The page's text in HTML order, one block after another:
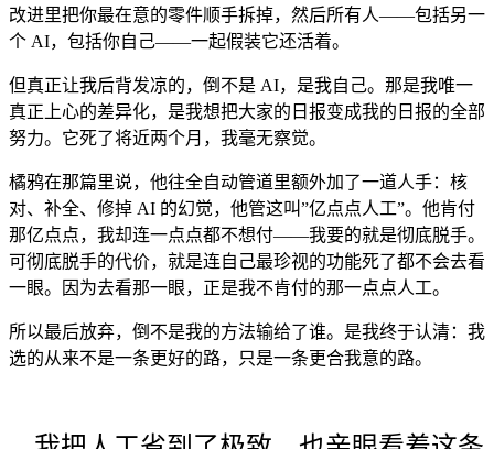
改进里把你最在意的零件顺手拆掉，然后所有人——包括另一
个 AI，包括你自己——一起假装它还活着。
但真正让我后背发凉的，倒不是 AI，是我自己。那是我唯一
真正上心的差异化，是我想把大家的日报变成我的日报的全部
努力。它死了将近两个月，我毫无察觉。
橘鸦在那篇里说，他往全自动管道里额外加了一道人手：核
对、补全、修掉 AI 的幻觉，他管这叫”亿点点人工”。他肯付
那亿点点，我却连一点点都不想付——我要的就是彻底脱手。
可彻底脱手的代价，就是连自己最珍视的功能死了都不会去看
一眼。因为去看那一眼，正是我不肯付的那一点点人工。
所以最后放弃，倒不是我的方法输给了谁。是我终于认清：我
选的从来不是一条更好的路，只是一条更合我意的路。